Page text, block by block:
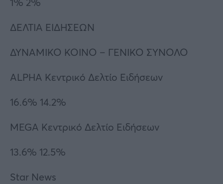
ΔΕΛΤΙΑ ΕΙΔΗΣΕΩΝ
ΔΥΝΑΜΙΚΟ ΚΟΙΝΟ – ΓΕΝΙΚΟ ΣΥΝΟΛΟ
ALPHA Κεντρικό Δελτίο Ειδήσεων
16.6% 14.2%
MEGA Κεντρικό Δελτίο Ειδήσεων
13.6% 12.5%
Star News